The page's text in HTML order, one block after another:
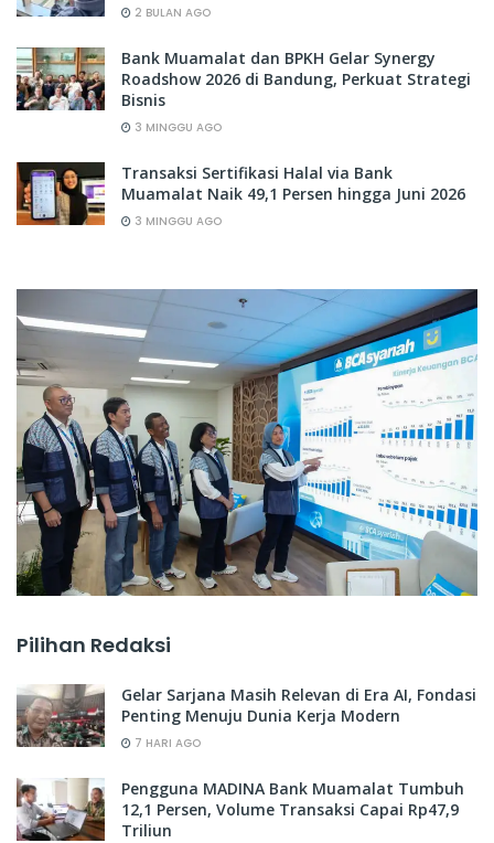
2 BULAN AGO
Bank Muamalat dan BPKH Gelar Synergy
Roadshow 2026 di Bandung, Perkuat Strategi
Bisnis
3 MINGGU AGO
Transaksi Sertifikasi Halal via Bank
Muamalat Naik 49,1 Persen hingga Juni 2026
3 MINGGU AGO
Pilihan Redaksi
Gelar Sarjana Masih Relevan di Era AI, Fondasi
Penting Menuju Dunia Kerja Modern
7 HARI AGO
Pengguna MADINA Bank Muamalat Tumbuh
12,1 Persen, Volume Transaksi Capai Rp47,9
Triliun